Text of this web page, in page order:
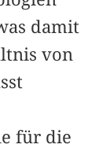
damit
von
für die